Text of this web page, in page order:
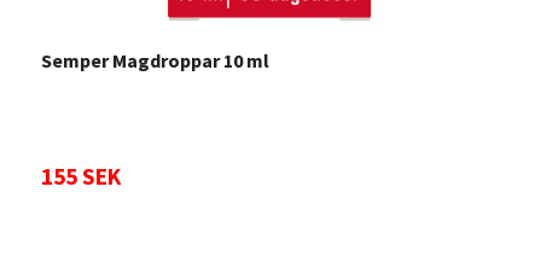
Semper Magdroppar 10 ml
155 SEK